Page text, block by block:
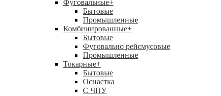
Фуговальные+
Бытовые
Промышленные
Комбинированные+
Бытовые
Фуговально рейсмусовые
Промышленные
Токарные+
Бытовые
Оснастка
С ЧПУ